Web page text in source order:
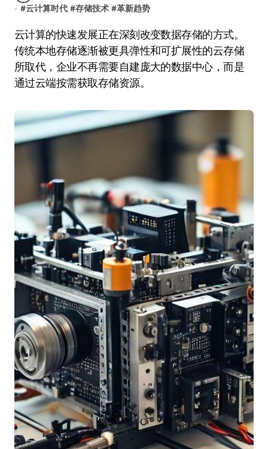
#云计算时代 #存储技术 #革新趋势
云计算的快速发展正在深刻改变数据存储的方式。
传统本地存储逐渐被更具弹性和可扩展性的云存储
所取代，企业不再需要自建庞大的数据中心，而是
通过云端按需获取存储资源。